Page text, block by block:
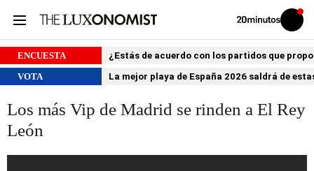
Volver
Iniciar
sesión
ENCUESTA
¿Estás de acuerdo con los partidos que
VOTA
La mejor playa de España 2026 saldrá de
Los más Vip de Madrid se rinden a El Rey
León